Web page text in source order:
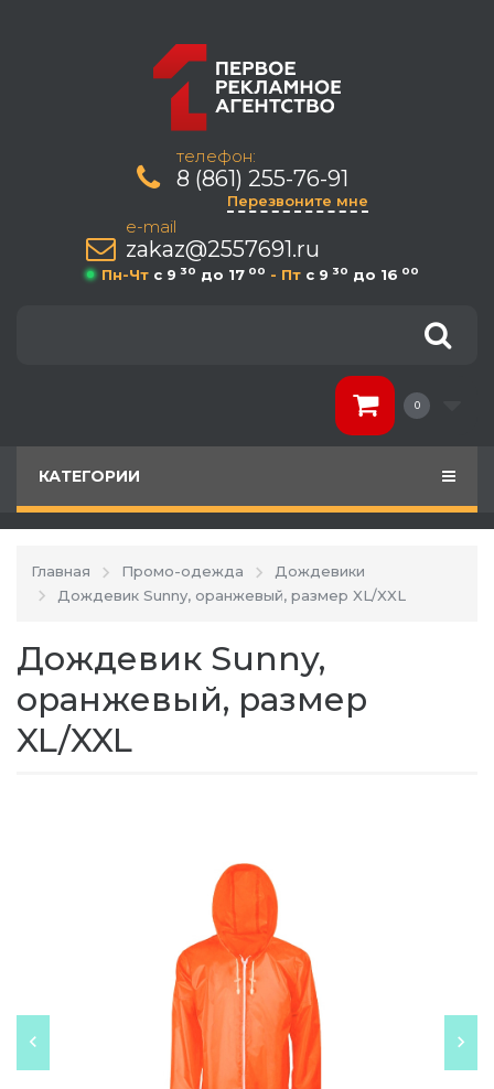
телефон:
8 (861) 255-76-91
Перезвоните мне
e-mail
zakaz@2557691.ru
Пн-Чт c 9 30 до 17 00 - Пт c 9 30 до 16 00
0
КАТЕГОРИИ
Главная Промо-одежда
Дождевики
Дождевик Sunny, оранжевый, размер XL/XXL
Дождевик Sunny,
оранжевый, размер
XL/XXL